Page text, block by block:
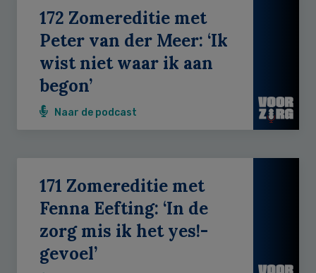
172 Zomereditie met
Peter van der Meer: ‘Ik
wist niet waar ik aan
begon’
Naar de podcast
171 Zomereditie met
Fenna Eefting: ‘In de
zorg mis ik het yes!-
gevoel’